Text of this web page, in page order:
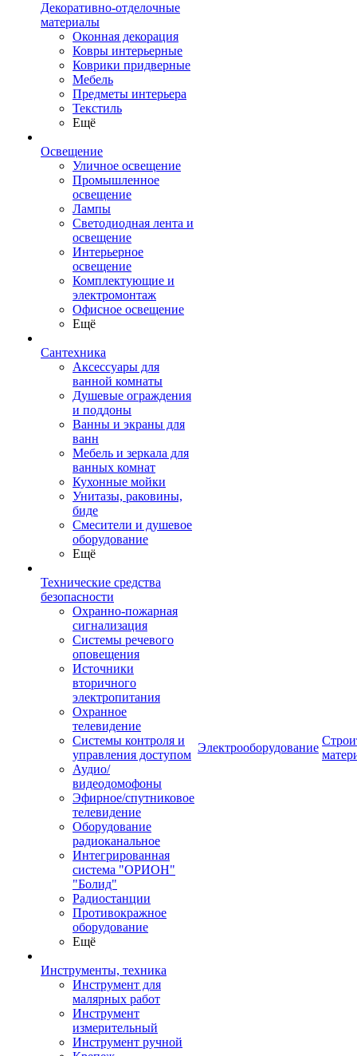
Декоративно-отделочные
материалы
Оконная декорация
Ковры интерьерные
Коврики придверные
Мебель
Предметы интерьера
Текстиль
Ещё
Освещение
Уличное освещение
Промышленное
освещение
Лампы
Светодиодная лента и
освещение
Интерьерное
освещение
Комплектующие и
электромонтаж
Офисное освещение
Ещё
Сантехника
Аксессуары для
ванной комнаты
Душевые ограждения
и поддоны
Ванны и экраны для
ванн
Мебель и зеркала для
ванных комнат
Кухонные мойки
Унитазы, раковины,
биде
Смесители и душевое
оборудование
Ещё
Технические средства
безопасности
Охранно-пожарная
сигнализация
Системы речевого
оповещения
Источники
вторичного
электропитания
Охранное
телевидение
Системы контроля и
управления доступом
Аудио/
видеодомофоны
Эфирное/спутниковое
телевидение
Оборудование
радиоканальное
Интегрированная
система "ОРИОН"
"Болид"
Радиостанции
Противокражное
оборудование
Ещё
Инструменты, техника
Инструмент для
малярных работ
Инструмент
измерительный
Инструмент ручной
Электрооборудование